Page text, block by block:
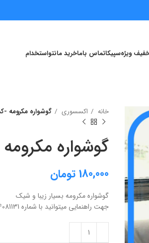
ویژهسپیکاتماس باماخرید مانتواستخدام
خانه اکسسوری گوشواره مکرومه -
گوشواره مکرومه -
180,000 تومان
گوشواره مکرومه بسیار زیبا و شیک
جهت راهنمایی میتوانید با شماره 09354081131 در واتس اپ در تماس باشید.